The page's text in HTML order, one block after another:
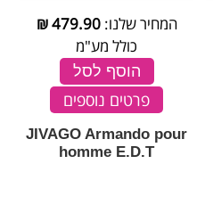
המחיר שלנו:479.90
₪
כולל מע"מ
הוסף לסל
פרטים נוספים
JIVAGO Armando pour
homme E.D.T